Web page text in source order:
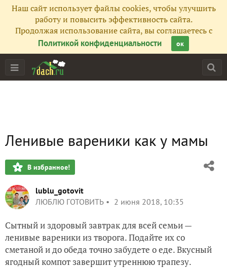
Наш сайт использует файлы cookies, чтобы улучшить
работу и повысить эффективность сайта.
Продолжая использование сайта, вы соглашаетесь с
Политикой конфиденциальности
ок
Ленивые вареники как у мамы
В избранное!
lublu_gotovit
ЛЮБЛЮ ГОТОВИТЬ
2 июня 2018, 10:35
Сытный и здоровый завтрак для всей семьи —
ленивые вареники из творога. Подайте их со
сметаной и до обеда точно забудете о еде. Вкусный
ягодный компот завершит утреннюю трапезу.